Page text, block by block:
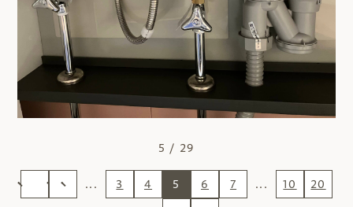
5 / 29
... 3 4 5 6 7 ... 10 20